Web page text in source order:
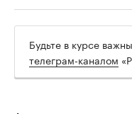
Будьте в курсе
телеграм-каналом